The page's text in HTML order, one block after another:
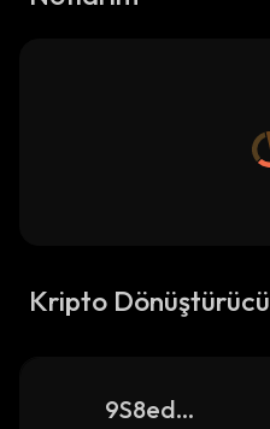
Kripto Dönüştürücü
9S8edqWxoWz5LYLnxWUmWBJnePg35WfdYQp7HQkUpump_solana